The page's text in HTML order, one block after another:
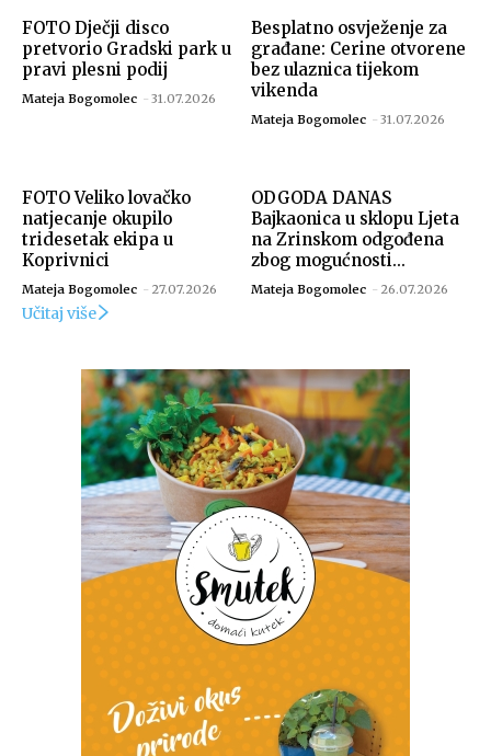
FOTO Dječji disco
pretvorio Gradski park u
pravi plesni podij
Mateja Bogomolec - 31.07.2026
Besplatno osvježenje za
građane: Cerine otvorene
bez ulaznica tijekom
vikenda
Mateja Bogomolec - 31.07.2026
FOTO Veliko lovačko
natjecanje okupilo
tridesetak ekipa u
Koprivnici
Mateja Bogomolec - 27.07.2026
ODGODA DANAS
Bajkaonica u sklopu Ljeta
na Zrinskom odgođena
zbog mogućnosti...
Mateja Bogomolec - 26.07.2026
Učitaj više